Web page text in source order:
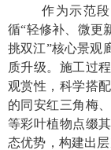
作为示范
循“轻修补、微更
挑双江”核心景观
质升级。施工过
观赏性，科学搭
的同安红三角梅
等彩叶植物点缀
态优势，构建出